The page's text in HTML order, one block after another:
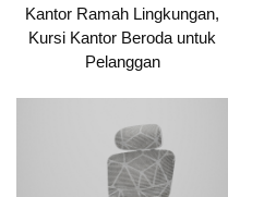
Kantor Ramah Lingkungan,
Kursi Kantor Beroda untuk
Pelanggan